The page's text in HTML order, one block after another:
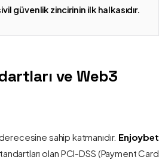
güvenlik zincirinin ilk halkasıdır.
ve Web3
sahip katmanıdır. Enjoybet
olan PCI-DSS (Payment Card